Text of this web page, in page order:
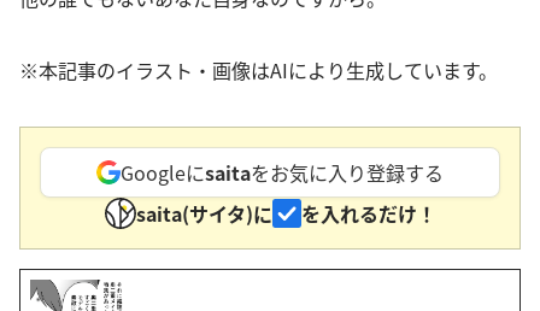
※本記事のイラスト・画像はAIにより生成しています。
Googleにsaitaをお気に入り登録する
saita(サイタ)に
を入れるだけ！